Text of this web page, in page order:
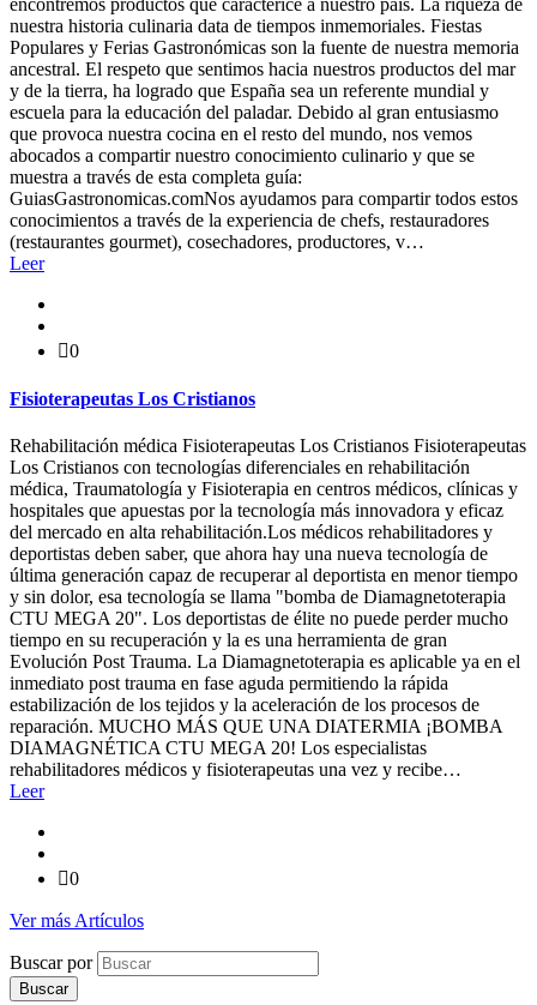
nuestra historia culinaria data de tiempos inmemoriales. Fiestas
Populares y Ferias Gastronómicas son la fuente de nuestra memoria
ancestral. El respeto que sentimos hacia nuestros productos del mar
y de la tierra, ha logrado que España sea un referente mundial y
escuela para la educación del paladar. Debido al gran entusiasmo
que provoca nuestra cocina en el resto del mundo, nos vemos
abocados a compartir nuestro conocimiento culinario y que se
muestra a través de esta completa guía:
GuiasGastronomicas.comNos ayudamos para compartir todos estos
conocimientos a través de la experiencia de chefs, restauradores
(restaurantes gourmet), cosechadores, productores, v…
Leer
0
Fisioterapeutas Los Cristianos
Rehabilitación médica Fisioterapeutas Los Cristianos Fisioterapeutas
Los Cristianos con tecnologías diferenciales en rehabilitación
médica, Traumatología y Fisioterapia en centros médicos, clínicas y
hospitales que apuestas por la tecnología más innovadora y eficaz
del mercado en alta rehabilitación.Los médicos rehabilitadores y
deportistas deben saber, que ahora hay una nueva tecnología de
última generación capaz de recuperar al deportista en menor tiempo
y sin dolor, esa tecnología se llama "bomba de Diamagnetoterapia
CTU MEGA 20". Los deportistas de élite no puede perder mucho
tiempo en su recuperación y la es una herramienta de gran
Evolución Post Trauma. La Diamagnetoterapia es aplicable ya en el
inmediato post trauma en fase aguda permitiendo la rápida
estabilización de los tejidos y la aceleración de los procesos de
reparación. MUCHO MÁS QUE UNA DIATERMIA ¡BOMBA
DIAMAGNÉTICA CTU MEGA 20! Los especialistas
rehabilitadores médicos y fisioterapeutas una vez y recibe…
Leer
0
Ver más Artículos
Buscar por